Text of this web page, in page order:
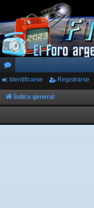
or
os
Identificarse Registrarse
Índice general